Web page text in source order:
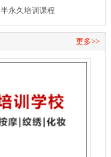
半永久培训课程
更多>>